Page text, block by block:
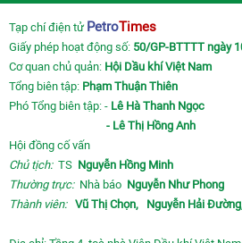
Tạp chí điện tử PetroTimes
Giấy phép hoạt động số: 50/GP-BTTTT ngày
Cơ quan chủ quản: Hội Dầu khí Việt Nam
Tổng biên tập: Phạm Thuận Thiên
Phó Tổng biên tập: - Lê Hà Thanh Ngọc
- Lê Thị Hồng Anh
Hội đồng cố vấn
Chủ tịch:TS Nguyễn Hồng Minh
Thường trực: Nhà báo Nguyễn Như Phong
Thành viên: Vũ Thị Chọn, Nguyễn Hải